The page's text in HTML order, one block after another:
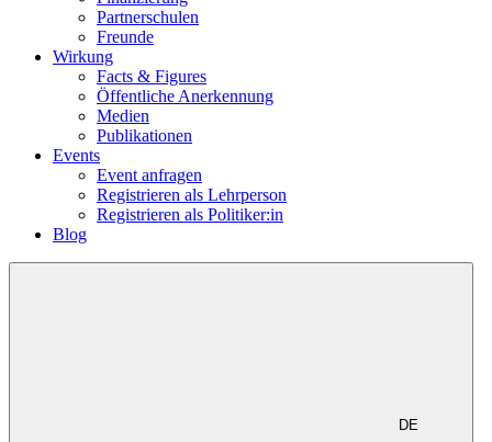
Partnerschulen
Freunde
Wirkung
Facts & Figures
Öffentliche Anerkennung
Medien
Publikationen
Events
Event anfragen
Registrieren als Lehrperson
Registrieren als Politiker:in
Blog
DE